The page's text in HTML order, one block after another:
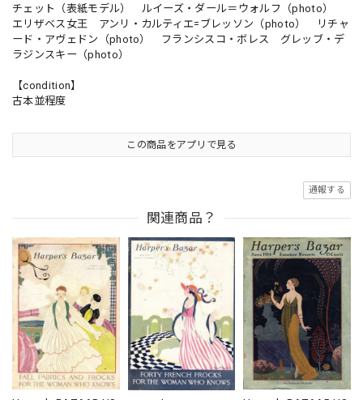
チェット（表紙モデル） ルイーズ・ダール＝ウォルフ（photo）
エリザベス女王 アンリ・カルティエ=ブレッソン（photo） リチャ
ード・アヴェドン（photo） フランシスコ・ボレス グレッブ・デ
ラジンスキー（photo）
【condition】
古本並程度
この商品をアプリで見る
通報する
関連商品？